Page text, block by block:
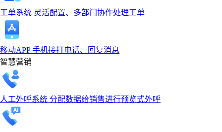
工单系统 灵活配置、多部门协作处理工单
移动APP手机接打电话、回复消息
智慧营销
人工外呼系统 分配数据给销售进行预览式外呼